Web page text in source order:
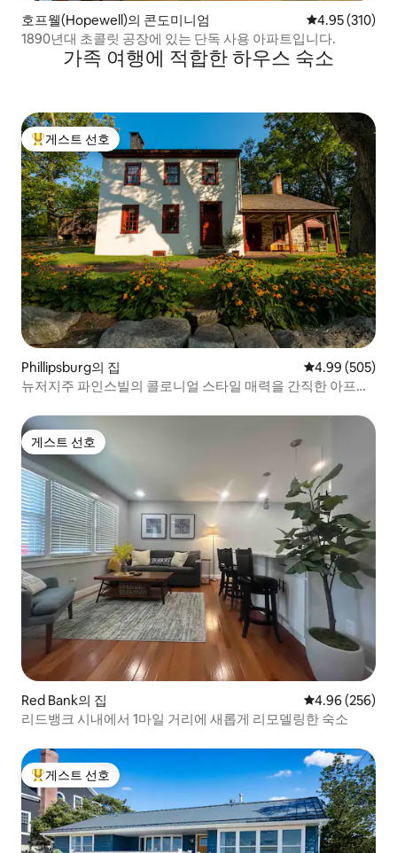
호프웰(Hopewell)의 콘도미니엄 평점 4.95점(5
4.95 (310)
1890년대 초콜릿 공장에 있는 단독 사용 아파트입니다.
가족 여행에 적합한 하우스 숙소
상위 게스트 선호
게스트 선호
Phillipsburg의 집 평점 4.99점(5
4.99 (505)
뉴저지주 파인스빌의 콜로니얼 스타일 매력을 간직한 아프가
게스트 선호
게스트 선호
Red Bank의 집 평점 4.96점(5
4.96 (256)
리드뱅크 시내에서 1마일 거리에 새롭게 리모델링한 숙소
상위 게스트 선호
게스트 선호